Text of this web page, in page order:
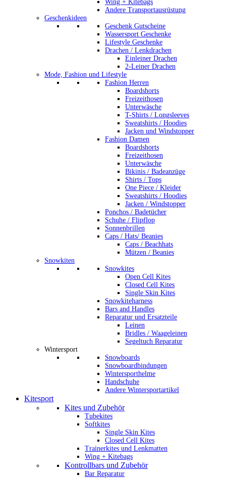
Wing + Kitebags
Andere Transportausrüstung
Geschenkideen
Geschenk Gutscheine
Wassersport Geschenke
Lifestyle Geschenke
Drachen / Lenkdrachen
Einleiner Drachen
2-Leiner Drachen
Mode, Fashion und Lifestyle
Fashion Herren
Boardshorts
Freizeithosen
Unterwäsche
T-Shirts / Longsleeves
Sweatshirts / Hoodies
Jacken und Windstopper
Fashion Damen
Boardshorts
Freizeithosen
Unterwäsche
Bikinis / Badeanzüge
Shirts / Tops
One Piece / Kleider
Sweatshirts / Hoodies
Jacken / Windstopper
Ponchos / Badetücher
Schuhe / Flipflop
Sonnenbrillen
Caps / Hats/ Beanies
Caps / Beachhats
Mützen / Beanies
Snowkiten
Snowkites
Open Cell Kites
Closed Cell Kites
Single Skin Kites
Snowkiteharness
Bars and Handles
Reparatur und Ersatzteile
Leinen
Bridles / Waageleinen
Segeltuch Reparatur
Wintersport
Snowboards
Snowboardbindungen
Wintersporthelme
Handschuhe
Andere Wintersportartikel
Kitesport
Kites und Zubehör
Tubekites
Softkites
Single Skin Kites
Closed Cell Kites
Trainerkites und Lenkmatten
Wing + Kitebags
Kontrollbars und Zubehör
Bar Reparatur